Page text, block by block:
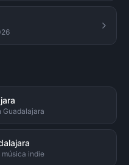
Guadalajara
música indie